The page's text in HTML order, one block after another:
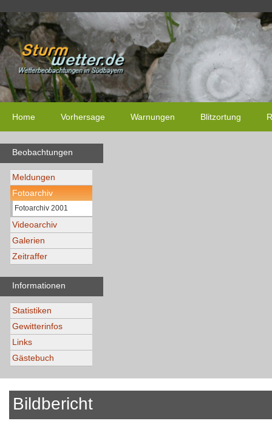
Home Vorhersage Warnungen Blitzortung
Beobachtungen
Meldungen
Fotoarchiv
Fotoarchiv 2001
Videoarchiv
Galerien
Zeitraffer
Informationen
Statistiken
Gewitterinfos
Links
Gästebuch
Bildbericht